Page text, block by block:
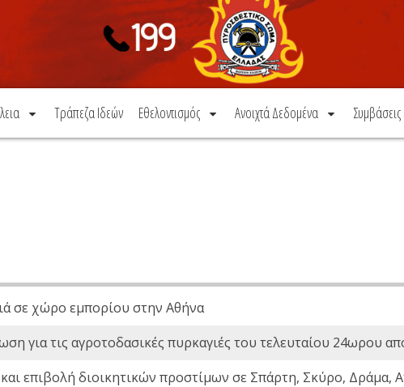
Τράπεζα Ιδεών Εθελοντισμός Ανοιχτά Δεδομένα
σε χώρο εμπορίου στην Αθήνα
για τις αγροτοδασικές πυρκαγιές του τελευταίου 24ωρου
επιβολή διοικητικών προστίμων σε Σπάρτη, Σκύρο, Δράμα,